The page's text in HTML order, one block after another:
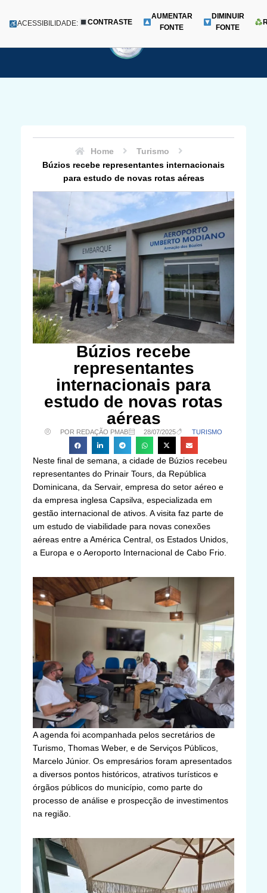
para
Menu
ACESSIBILIDADE: CONTRASTE
AUMENTAR
FONTE
DIMINUIR
FONTE
Home
Turismo
Búzios recebe representantes internacionais
para estudo de novas rotas aéreas
Búzios recebe
representantes
internacionais para
estudo de novas rotas
aéreas
POR REDAÇÃO PMAB 28/07/2025 TURISMO
Neste final de semana, a cidade de Búzios recebeu
representantes do Prinair Tours, da República
Dominicana, da Servair, empresa do setor aéreo e
da empresa inglesa Capsilva, especializada em
gestão internacional de ativos. A visita faz parte de
um estudo de viabilidade para novas conexões
aéreas entre a América Central, os Estados Unidos,
a Europa e o Aeroporto Internacional de Cabo Frio.
A agenda foi acompanhada pelos secretários de
Turismo, Thomas Weber, e de Serviços Públicos,
Marcelo Júnior. Os empresários foram apresentados
a diversos pontos históricos, atrativos turísticos e
órgãos públicos do município, como parte do
processo de análise e prospecção de investimentos
na região.